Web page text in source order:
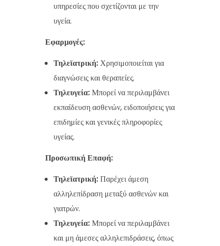
υπηρεσίες που σχετίζονται με την
υγεία.
Εφαρμογές:
Τηλεϊατρική:Χρησιμοποιείται για
διαγνώσεις και θεραπείες.
Τηλευγεία:Μπορεί να περιλαμβάνει
εκπαίδευση ασθενών, ειδοποιήσεις για
επιδημίες και γενικές πληροφορίες
υγείας.
Προσωπική Επαφή:
Τηλεϊατρική:Παρέχει άμεση
αλληλεπίδραση μεταξύ ασθενών και
γιατρών.
Τηλευγεία:Μπορεί να περιλαμβάνει
και μη άμεσες αλληλεπιδράσεις, όπως